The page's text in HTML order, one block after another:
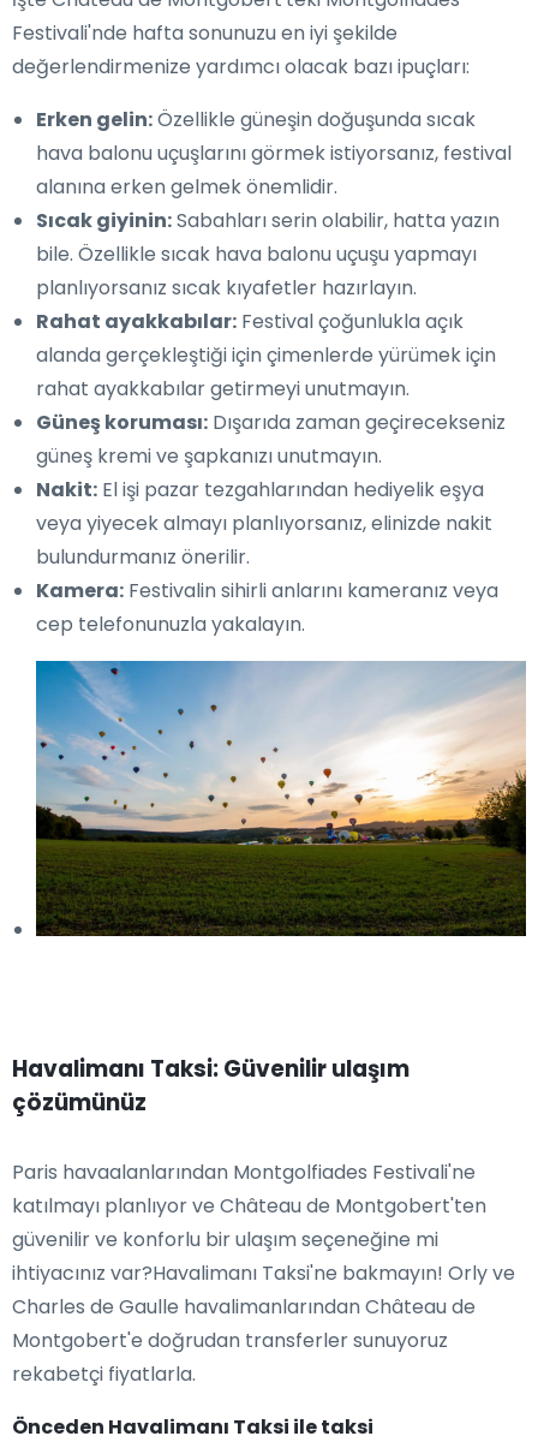
Festivali'nde hafta sonunuzu en iyi şekilde
değerlendirmenize yardımcı olacak bazı ipuçları:
Erken gelin:Özellikle güneşin doğuşunda sıcak
hava balonu uçuşlarını görmek istiyorsanız, festival
alanına erken gelmek önemlidir.
Sıcak giyinin:Sabahları serin olabilir, hatta yazın
bile. Özellikle sıcak hava balonu uçuşu yapmayı
planlıyorsanız sıcak kıyafetler hazırlayın.
Rahat ayakkabılar: Festival çoğunlukla açık
alanda gerçekleştiği için çimenlerde yürümek için
rahat ayakkabılar getirmeyi unutmayın.
Güneş koruması: Dışarıda zaman geçirecekseniz
güneş kremi ve şapkanızı unutmayın.
Nakit: El işi pazar tezgahlarından hediyelik eşya
veya yiyecek almayı planlıyorsanız, elinizde nakit
bulundurmanız önerilir.
Kamera: Festivalin sihirli anlarını kameranız veya
cep telefonunuzla yakalayın.
Havalimanı Taksi: Güvenilir ulaşım
çözümünüz
Paris havaalanlarından Montgolfiades Festivali'ne
katılmayı planlıyor ve Château de Montgobert'ten
güvenilir ve konforlu bir ulaşım seçeneğine mi
ihtiyacınız var?Havalimanı Taksi'ne bakmayın! Orly ve
Charles de Gaulle havalimanlarından Château de
Montgobert'e doğrudan transferler sunuyoruz
rekabetçi fiyatlarla.
Önceden Havalimanı Taksi ile taksi